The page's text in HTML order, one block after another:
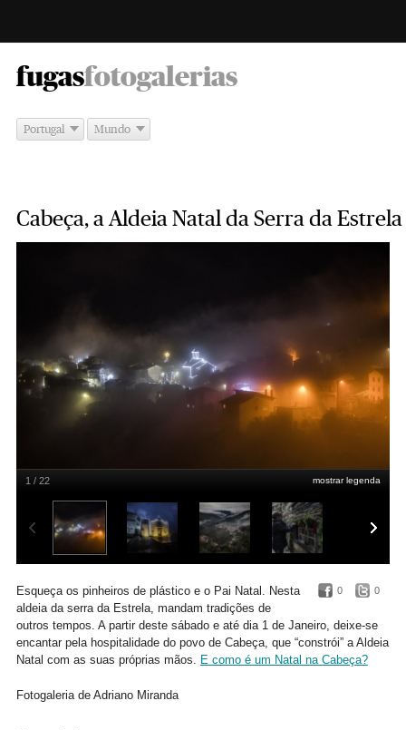
fugas -
fotogalerias
Portugal Mundo
Cabeça, a Aldeia Natal da Serra da Estrela
mostrar legenda
1 / 22
0 0
Esqueça os pinheiros de plástico e o Pai Natal. Nesta
aldeia da serra da Estrela, mandam tradições de
outros tempos. A partir deste sábado e até dia 1 de Janeiro, deixe-se
encantar pela hospitalidade do povo de Cabeça, que “constrói” a Aldeia
Natal com as suas próprias mãos. E como é um Natal na Cabeça?
Fotogaleria de Adriano Miranda